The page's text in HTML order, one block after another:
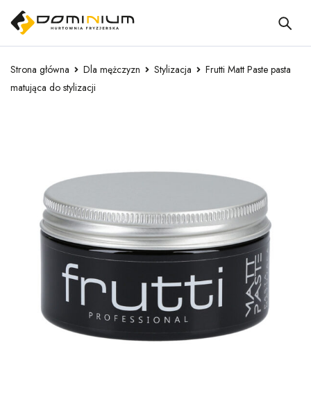
Strona główna Dla mężczyzn Stylizacja
Frutti Matt Paste pasta
matująca do stylizacji